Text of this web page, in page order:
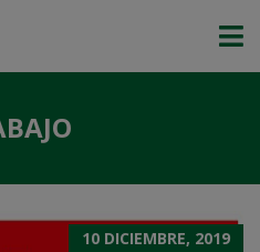
10 DICIEMBRE, 2019